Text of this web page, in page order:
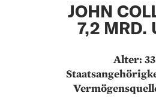
JOHN
7,2 MRD.
Alter: 33